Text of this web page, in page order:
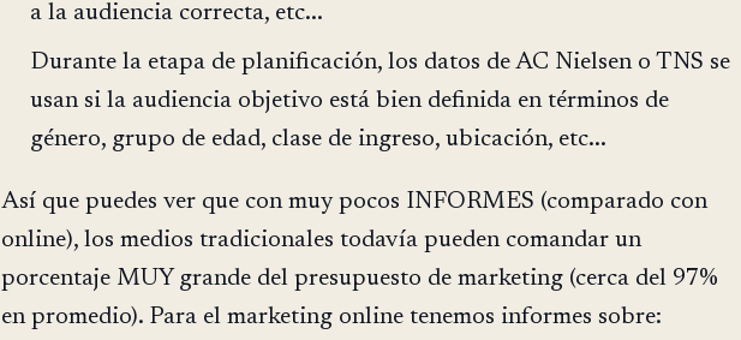
a la audiencia correcta, etc...
Durante la etapa de planificación, los datos de AC Nielsen o TNS se
usan si la audiencia objetivo está bien definida en términos de
género, grupo de edad, clase de ingreso, ubicación, etc...
Así que puedes ver que con muy pocos INFORMES (comparado con
online), los medios tradicionales todavía pueden comandar un
porcentaje MUY grande del presupuesto de marketing (cerca del 97%
en promedio). Para el marketing online tenemos informes sobre: